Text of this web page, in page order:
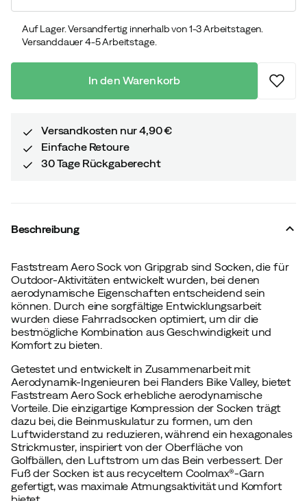
Auf Lager. Versandfertig innerhalb von 1-3 Arbeitstagen.
Versanddauer 4-5 Arbeitstage.
In den Warenkorb
Versandkosten nur 4,90 €
Einfache Retoure
30 Tage Rückgaberecht
Beschreibung
Faststream Aero Sock von Gripgrab sind Socken, die für
Outdoor-Aktivitäten entwickelt wurden, bei denen
aerodynamische Eigenschaften entscheidend sein
können. Durch eine sorgfältige Entwicklungsarbeit
wurden diese Fahrradsocken optimiert, um dir die
bestmögliche Kombination aus Geschwindigkeit und
Komfort zu bieten.
Getestet und entwickelt in Zusammenarbeit mit
Aerodynamik-Ingenieuren bei Flanders Bike Valley, bietet
Faststream Aero Sock erhebliche aerodynamische
Vorteile. Die einzigartige Kompression der Socken trägt
dazu bei, die Beinmuskulatur zu formen, um den
Luftwiderstand zu reduzieren, während ein hexagonales
Strickmuster, inspiriert von der Oberfläche von
Golfbällen, den Luftstrom um das Bein verbessert. Der
Fuß der Socken ist aus recyceltem Coolmax®-Garn
gefertigt, was maximale Atmungsaktivität und Komfort